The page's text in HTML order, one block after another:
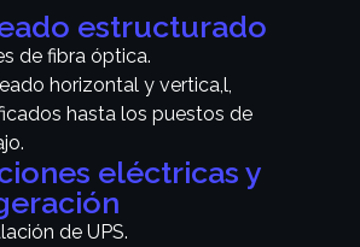
estructurado
de fibra óptica.
horizontal y vertica,l,
hasta los puestos de
eléctricas y
de UPS.